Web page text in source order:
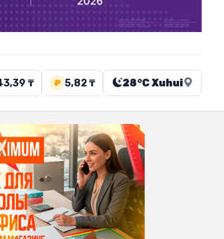
₸ ₽ 5,82 ₸ 28°C Xuhui